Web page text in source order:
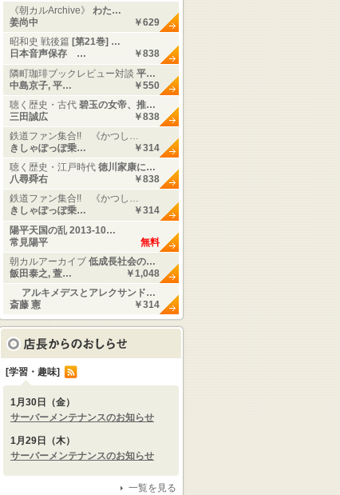
《朝カルArchive》
わた…
姜尚中
￥629
昭和史 戦後篇 [第21巻] …
日本音声保存 …
￥838
隣町珈琲ブックレビュー対談 平…
中島京子, 平…
￥550
聴く歴史・古代 碧玉の女帝、推…
三田誠広
￥838
鉄道ファン集合!! 《かつし…
きしゃぽっぽ乗…
￥314
聴く歴史・江戸時代 徳川家康に…
八尋舜右
￥838
鉄道ファン集合!! 《かつし…
きしゃぽっぽ乗…
￥314
陽平天国の乱 2013-10…
常見陽平
無料
朝カルアーカイブ 低成長社会の…
飯田泰之, 萱…
￥1,048
アルキメデスとアレクサンド…
斎藤 憲
￥314
[学習・趣味]
1月30日（金）
サーバーメンテナンスのお知らせ
1月29日（木）
サーバーメンテナンスのお知らせ
一覧を見る